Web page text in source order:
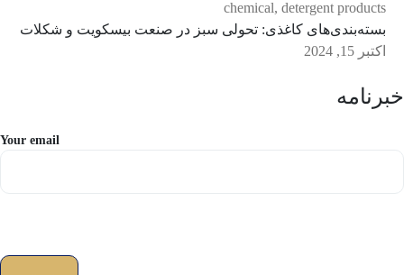
بسته‌بندی‌های کاغذی: تحولی سبز در صنعت بیسکویت و شکلات
اکتبر 15, 2024
خبرنامه
Your email